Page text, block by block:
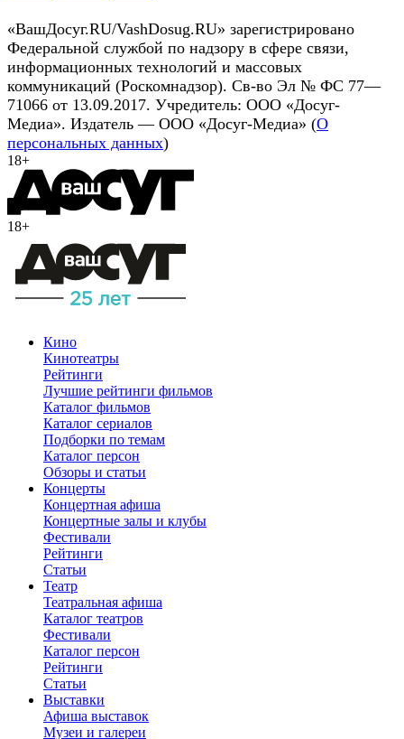
«ВашДосуг.RU/VashDosug.RU» зарегистрировано
Федеральной службой по надзору в сфере связи,
информационных технологий и массовых
коммуникаций (Роскомнадзор). Св-во Эл № ФС 77—
71066 от 13.09.2017. Учредитель: ООО «Досуг-
Медиа». Издатель — ООО «Досуг-Медиа» (О
персональных данных)
18+
18+
Кино
Кинотеатры
Рейтинги
Лучшие рейтинги фильмов
Каталог фильмов
Каталог сериалов
Подборки по темам
Каталог персон
Обзоры и статьи
Концерты
Концертная афиша
Концертные залы и клубы
Фестивали
Рейтинги
Статьи
Театр
Театральная афиша
Каталог театров
Фестивали
Каталог персон
Рейтинги
Статьи
Выставки
Афиша выставок
Музеи и галереи